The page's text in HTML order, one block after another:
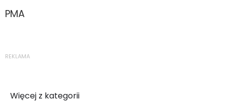
PMA
REKLAMA
Więcej z kategorii